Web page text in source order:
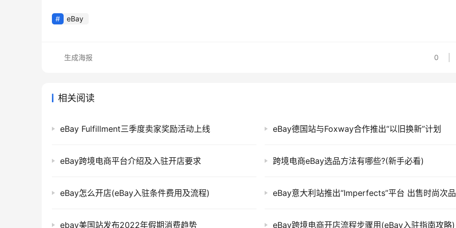
eBay
0
生成海报
相关阅读
eBay Fulfillment三季度卖家奖励活动上线 eBay德国站与Foxway合作推出“以旧换新”计划
eBay跨境电商平台介绍及入驻开店要求 跨境电商eBay选品方法有哪些?(新手必看)
eBay怎么开店(eBay入驻条件费用及流程) eBay意大利站推出“Imperfects”平台 出售时尚次品
ebay美国站发布2022年假期消费趋势 eBay跨境电商开店流程步骤用(eBay入驻指南攻略)